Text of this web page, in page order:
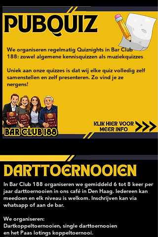
We organiseren regelmatig Quiznights in Bar Club
188: zowel algemene kennisquizzen als muziekquizzes
Uniek aan onze quizzes is dat wij elke quiz volledig zelf
samenstellen en zelf presenteren. Zo vind je ze
nergens!
In Bar Club 188 organiseren we gemiddeld 6 tot 8 keer per
jaar darttoernooien in ons café in Den Haag. Iedereen kan
meedoen en elk niveau is welkom. Inschrijven kan via
whatsapp of aan de bar.
We organiseren:
Dartkoppeltoernooien, single darttoernooien
en het Paas lotings koppeltoernooi.